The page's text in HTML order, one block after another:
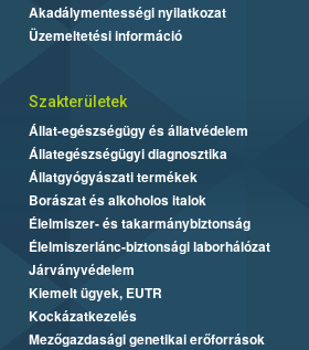
Akadálymentességi nyilatkozat
Üzemeltetési információ
Szakterületek
Állat-egészségügy és állatvédelem
Állategészségügyi diagnosztika
Állatgyógyászati termékek
Borászat és alkoholos italok
Élelmiszer- és takarmánybiztonság
Élelmiszerlánc-biztonsági laborhálózat
Járványvédelem
Kiemelt ügyek, EUTR
Kockázatkezelés
Mezőgazdasági genetikai erőforrások